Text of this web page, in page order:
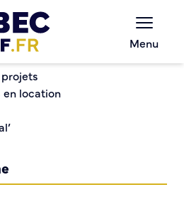
Menu
– Soutenez le
en location